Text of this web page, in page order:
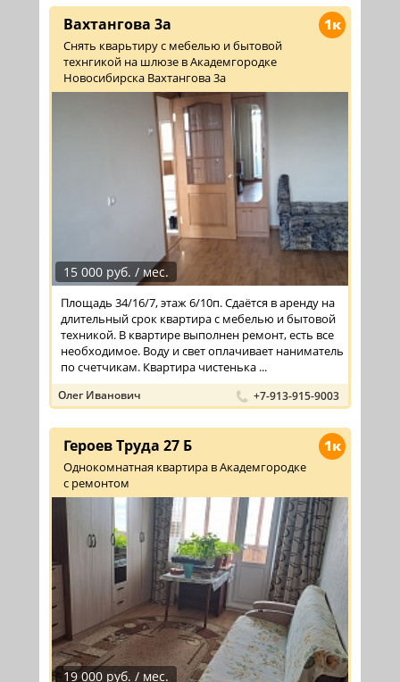
1к
Вахтангова 3а
Снять кварьтиру с мебелью и бытовой
технгикой на шлюзе в Академгородке
Новосибирска Вахтангова 3а
15 000 руб. / мес.
Площадь 34/16/7, этаж 6/10п. Сдаётся в аренду на
длительный срок квартира с мебелью и бытовой
техникой. В квартире выполнен ремонт, есть все
необходимое. Воду и свет оплачивает наниматель
по счетчикам. Квартира чистенька ...
Олег Иванович +7-913-915-9003
1к
Героев Труда 27 Б
Однокомнатная квартира в Академгородке
с ремонтом
19 000 руб. / мес.